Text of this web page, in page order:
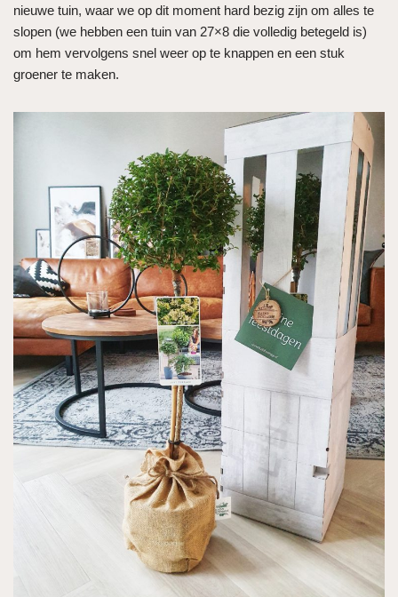
nieuwe tuin, waar we op dit moment hard bezig zijn om alles te
slopen (we hebben een tuin van 27×8 die volledig betegeld is)
om hem vervolgens snel weer op te knappen en een stuk
groener te maken.